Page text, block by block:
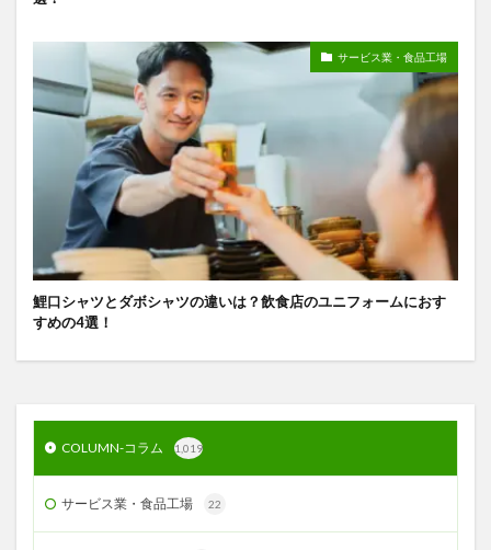
サービス業・食品工場
鯉口シャツとダボシャツの違いは？飲食店のユニフォームにおす
すめの4選！
COLUMN-コラム 1,019
サービス業・食品工場 22